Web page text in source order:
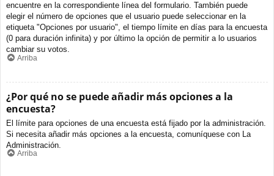
encuentre en la correspondiente línea del formulario. También puede
elegir el número de opciones que el usuario puede seleccionar en la
etiqueta "Opciones por usuario", el tiempo límite en días para la encuesta
(0 para duración infinita) y por último la opción de permitir a lo usuarios
cambiar su votos.
Arriba
¿Por qué no se puede añadir más opciones a la
encuesta?
El límite para opciones de una encuesta está fijado por la administración.
Si necesita añadir más opciones a la encuesta, comuníquese con La
Administración.
Arriba